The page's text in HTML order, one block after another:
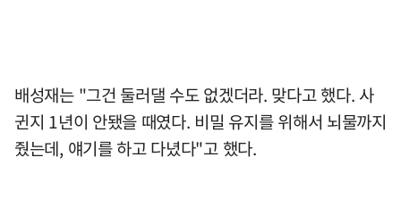
배성재는 "그건 둘러댈 수도 없겠더라. 맞다고 했다. 사
귄지 1년이 안됐을 때였다. 비밀 유지를 위해서 뇌물까지
줬는데, 얘기를 하고 다녔다"고 했다.